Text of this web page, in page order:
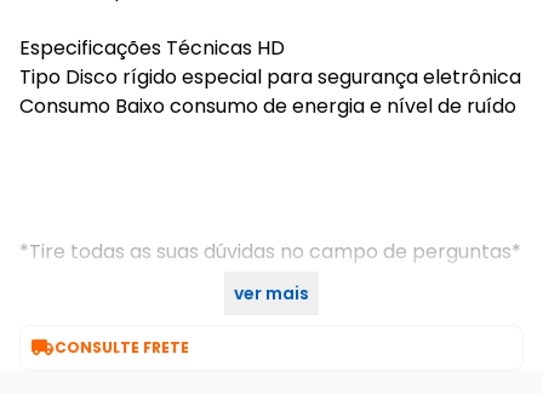
Especificações Técnicas HD
Tipo Disco rígido especial para segurança eletrônica
Consumo Baixo consumo de energia e nível de ruído
*Tire todas as suas dúvidas no campo de perguntas*
ver mais
CONSULTE FRETE